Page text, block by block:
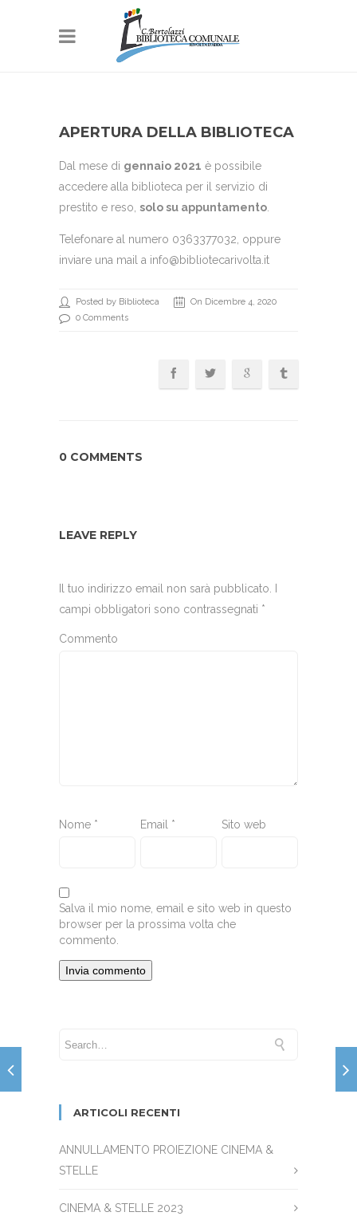
APERTURA DELLA BIBLIOTECA
Dal mese di gennaio 2021 è possibile
accedere alla biblioteca per il servizio di
prestito e reso, solo su appuntamento
Telefonare al numero 0363377032, oppure
inviare una mail a info@bibliotecarivolta.it
Posted by Biblioteca
On Dicembre 4, 2020
0 Comments
0 COMMENTS
LEAVE REPLY
Il tuo indirizzo email non sarà pubblicato.
campi obbligatori sono contrassegnati *
Commento
Nome * Email * Sito web
Salva il mio nome, email e sito web in questo
browser per la prossima volta che
commento.
ARTICOLI RECENTI
ANNULLAMENTO PROIEZIONE CINEMA &
STELLE
CINEMA & STELLE 2023